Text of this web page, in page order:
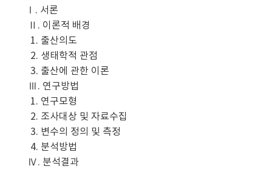
Ⅰ. 서론
Ⅱ. 이론적 배경
1. 출산의도
2. 생태학적 관점
3. 출산에 관한 이론
Ⅲ. 연구방법
1. 연구모형
2. 조사대상 및 자료수집
3. 변수의 정의 및 측정
4. 분석방법
Ⅳ. 분석결과